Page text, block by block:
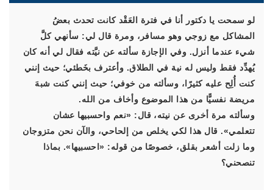
لو سمحت يا دكتور أنا في فترة العَقْد كانت تحدث بعضُ
المشاكل مع زوجي وهو مسافر، ومرة قال لي: سأنهي كلَّ
شيء عندما أنزل. وفي الإجازة سألته عن نيَّته فقال لي أنه كان
يُهدِّد فقط وليس له نية في الطلاق. وأعترف بخَطئي؛ حيث إنني
كنت أُلِح عليه كثيرًا، وسألته من خوفي؛ حيث إنني كنت شبهَ
مريضة نفسيًّا من هذا الموضوع وأخاف من الله.
وسألته مرة أخرى عن نيته، قال: «نعم واحسبيها عشان
تتعلمي». قال هذا لكي يخلص من إلحاحي، والآن نحن متزوجان
وما زلت أشعر بقلق، خصوصًا من قوله: «احسبيها». بماذا
تنصحني؟